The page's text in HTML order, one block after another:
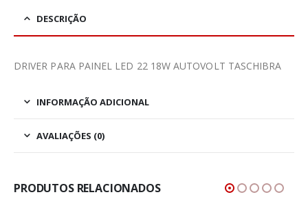
DESCRIÇÃO
DRIVER PARA PAINEL LED 22 18W AUTOVOLT TASCHIBRA
INFORMAÇÃO ADICIONAL
AVALIAÇÕES (0)
PRODUTOS RELACIONADOS